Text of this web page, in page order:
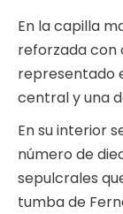
En la capilla
reforzada con
representado
central y una
En su interior
número de
sepulcrales
tumba de